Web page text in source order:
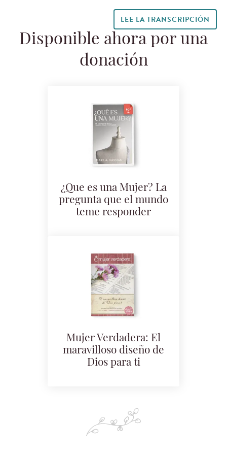
LEE LA TRANSCRIPCIÓN
Disponible ahora por una
donación
¿Que es una Mujer? La
pregunta que el mundo
teme responder
Mujer Verdadera: El
maravilloso diseño de
Dios para ti